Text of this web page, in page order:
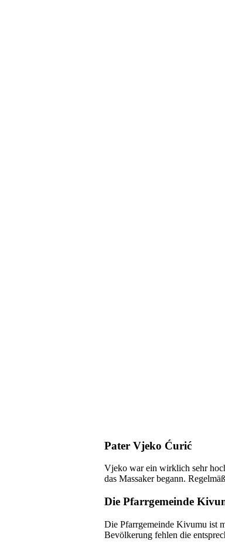
Pater Vjeko Ćurić
Vjeko war ein wirklich sehr
das Massaker begann.
Die Pfarrgemeinde
Die Pfarrgemeinde Kivumu ist
Bevölkerung fehlen die